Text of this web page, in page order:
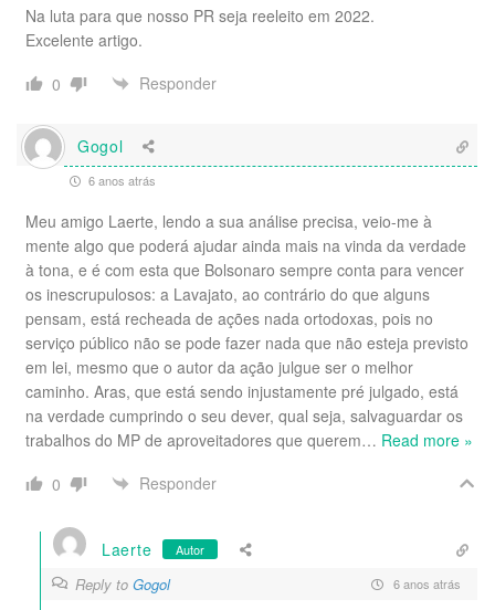
Na luta para que nosso PR seja reeleito em 2022.
Excelente artigo.
0
Responder
Gogol
6 anos atrás
Meu amigo Laerte, lendo a sua análise precisa, veio-me à
mente algo que poderá ajudar ainda mais na vinda da verdade
à tona, e é com esta que Bolsonaro sempre conta para vencer
os inescrupulosos: a Lavajato, ao contrário do que alguns
pensam, está recheada de ações nada ortodoxas, pois no
serviço público não se pode fazer nada que não esteja previsto
em lei, mesmo que o autor da ação julgue ser o melhor
caminho. Aras, que está sendo injustamente pré julgado, está
na verdade cumprindo o seu dever, qual seja, salvaguardar os
trabalhos do MP de aproveitadores que querem… Read more »
0
Responder
Laerte Autor
Reply to Gogol 6 anos atrás